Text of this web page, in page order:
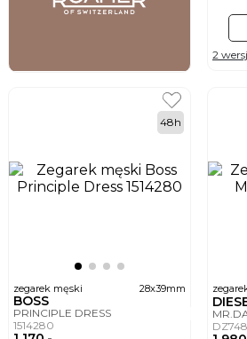
2
zegarek męski 28x39mm
BOSS
PRINCIPLE DRESS
1514280
48h